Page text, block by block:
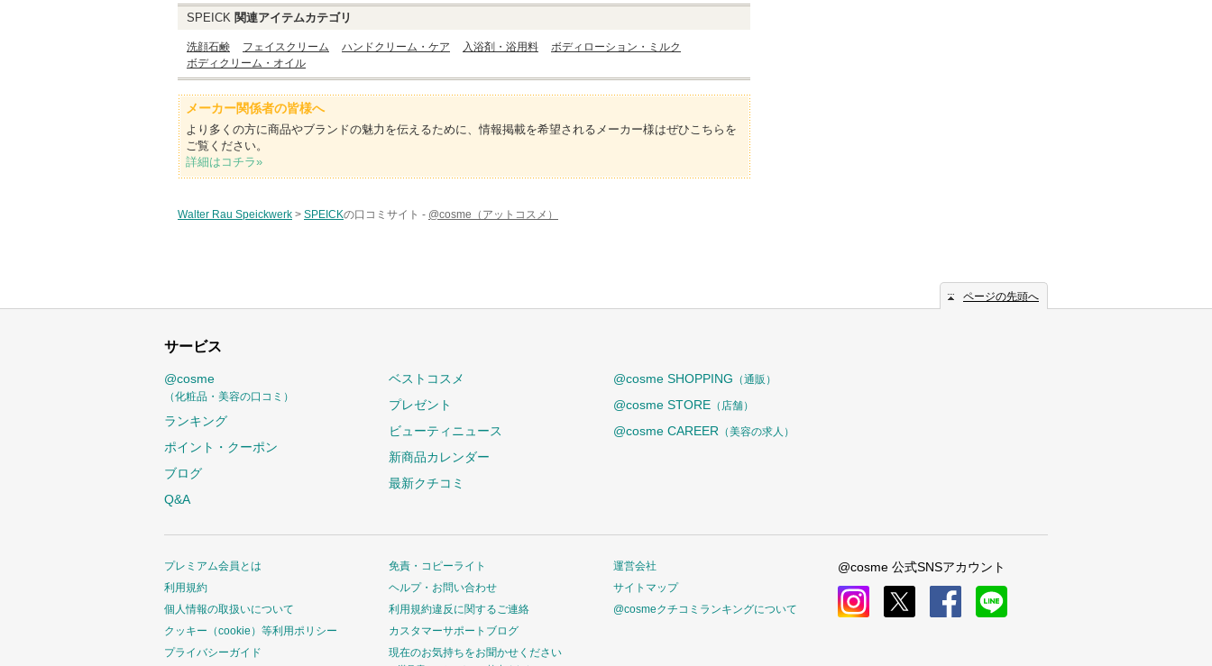
SPEICK 関連アイテムカテゴリ
洗顔石鹸 フェイスクリーム ハンドクリーム・ケア 入浴剤・浴用料
ボディローション・ミルク
ボディクリーム・オイル
メーカー関係者の皆様へ
より多くの方に商品やブランドの魅力を伝えるために、情報掲載を希望されるメーカー様はぜひこちらを
ご覧ください。
詳細はコチラ»
Walter Rau Speickwerk > SPEICKの口コミサイト - @cosme（アットコスメ）
ページの先頭へ
サービス
@cosme
（化粧品・美容の口コミ）
ランキング
ポイント・クーポン
ブログ
Q&A
ベストコスメ
プレゼント
ビューティニュース
新商品カレンダー
最新クチコミ
@cosme SHOPPING （通販）
@cosme STORE （店舗）
@cosme CAREER （美容の求人）
プレミアム会員とは
利用規約
個人情報の取扱いについて
クッキー（cookie）等利用ポリシー
プライバシーガイド
免責・コピーライト
ヘルプ・お問い合わせ
利用規約違反に関するご連絡
カスタマーサポートブログ
現在のお気持ちをお聞かせください
運営会社
サイトマップ
@cosmeクチコミランキングについて
@cosme 公式SNSアカウント